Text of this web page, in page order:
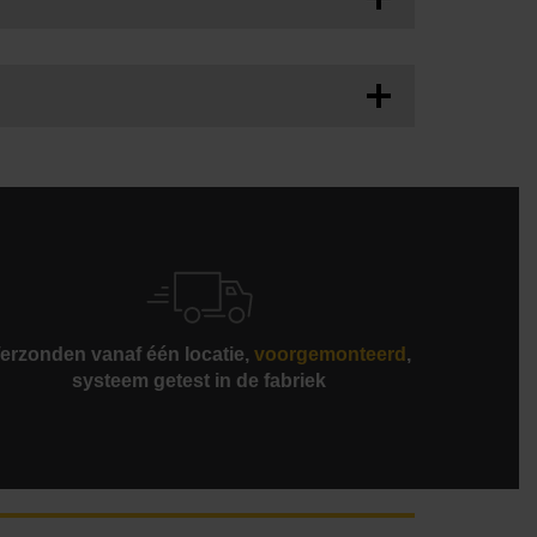
samenstel naar de trechter op de Z-as
vanaf één locatie, voorgemonteerd ,
systeem getest in de fabriek